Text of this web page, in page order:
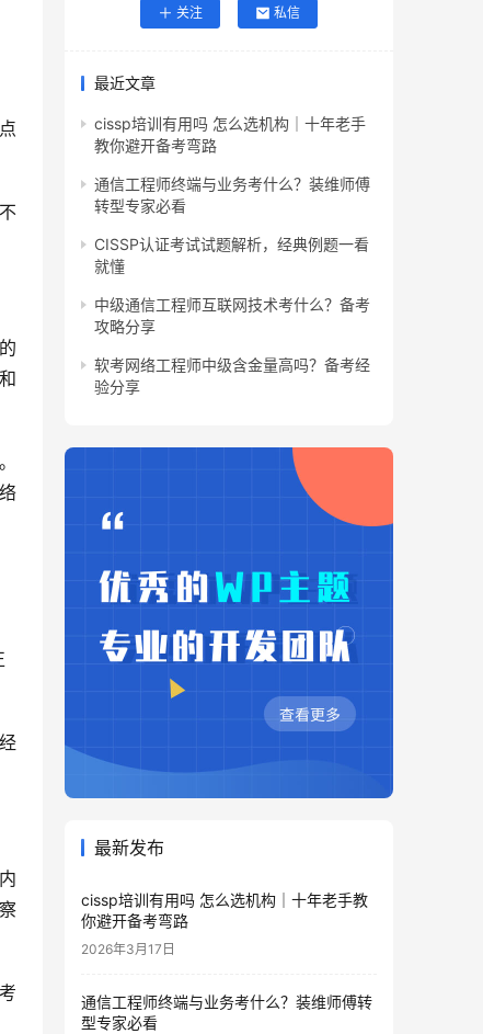
关注 私信
最近文章
cissp培训有用吗 怎么选机构｜十年老手
教你避开备考弯路
通信工程师终端与业务考什么？装维师傅
转型专家必看
CISSP认证考试试题解析，经典例题一看
就懂
中级通信工程师互联网技术考什么？备考
攻略分享
软考网络工程师中级含金量高吗？备考经
验分享
最新发布
cissp培训有用吗 怎么选机构｜十年老手教
你避开备考弯路
2026年3月17日
通信工程师终端与业务考什么？装维师傅转
型专家必看